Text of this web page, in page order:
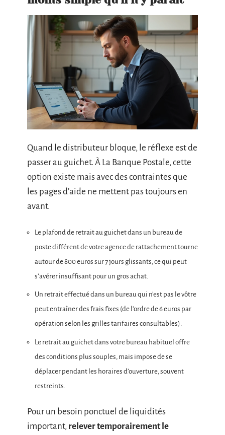
Quand le distributeur bloque, le réflexe est de
passer au guichet. À La Banque Postale, cette
option existe mais avec des contraintes que
les pages d’aide ne mettent pas toujours en
avant.
Le plafond de retrait au guichet dans un bureau de
poste différent de votre agence de rattachement tourne
autour de 800 euros sur 7 jours glissants, ce qui peut
s’avérer insuffisant pour un gros achat.
Un retrait effectué dans un bureau qui n’est pas le vôtre
peut entraîner des frais fixes (de l’ordre de 6 euros par
opération selon les grilles tarifaires consultables).
Le retrait au guichet dans votre bureau habituel offre
des conditions plus souples, mais impose de se
déplacer pendant les horaires d’ouverture, souvent
restreints.
Pour un besoin ponctuel de liquidités
important, relever temporairement le